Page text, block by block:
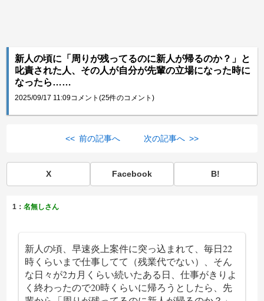
新人の頃に「周りが残ってるのに新人が帰るのか？」と
叱責された人、その人が自分が先輩の立場になった時に
なったら……
2025/09/17 11:09コメント(25件のコメント)
<< 前の記事へ 次の記事へ >>
X Facebook B!
1：名無しさん
新人の頃、早速炎上案件に突っ込まれて、毎日22
時くらいまで仕事してて（残業代でない）、そん
な日々が2カ月くらい続いたある日、仕事がきりよ
く終わったので20時くらいに帰ろうとしたら、先